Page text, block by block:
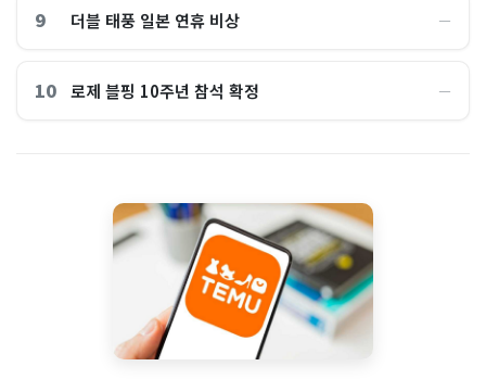
9 더블 태풍 일본 연휴 비상 ―
10 로제 블핑 10주년 참석 확정 ―